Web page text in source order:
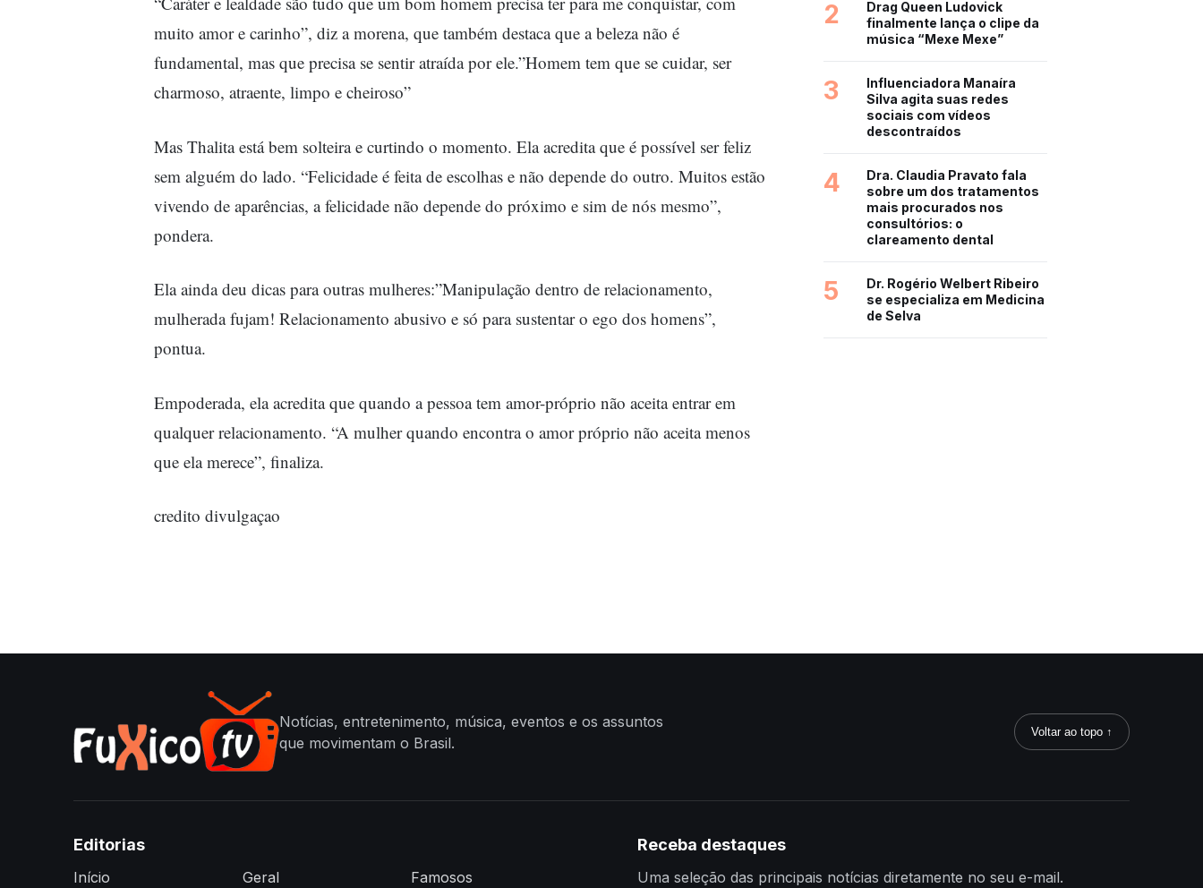
muito amor e carinho”, diz a morena, que também destaca que a beleza não é
fundamental, mas que precisa se sentir atraída por ele.”Homem tem que se cuidar, ser
charmoso, atraente, limpo e cheiroso”
Mas Thalita está bem solteira e curtindo o momento. Ela acredita que é possível ser feliz
sem alguém do lado. “Felicidade é feita de escolhas e não depende do outro. Muitos estão
vivendo de aparências, a felicidade não depende do próximo e sim de nós mesmo”,
pondera.
Ela ainda deu dicas para outras mulheres:”Manipulação dentro de relacionamento,
mulherada fujam! Relacionamento abusivo e só para sustentar o ego dos homens”,
pontua.
Empoderada, ela acredita que quando a pessoa tem amor-próprio não aceita entrar em
qualquer relacionamento. “A mulher quando encontra o amor próprio não aceita menos
que ela merece”, finaliza.
credito divulgaçao
2
Drag Queen Ludovick
finalmente lança o clipe da
música “Mexe Mexe”
3
Influenciadora Manaíra
Silva agita suas redes
sociais com vídeos
descontraídos
4
Dra. Claudia Pravato fala
sobre um dos tratamentos
mais procurados nos
consultórios: o
clareamento dental
5
Dr. Rogério Welbert Ribeiro
se especializa em Medicina
de Selva
Notícias, entretenimento, música, eventos e os assuntos
que movimentam o Brasil.
Voltar ao topo ↑
Editorias
Início Geral Famosos
Receba destaques
Uma seleção das principais notícias diretamente no seu e-mail.